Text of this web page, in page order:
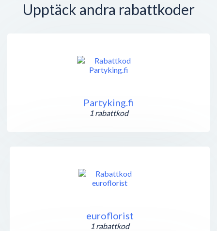
Upptäck andra rabattkoder
Partyking.fi
1 rabattkod
euroflorist
1 rabattkod